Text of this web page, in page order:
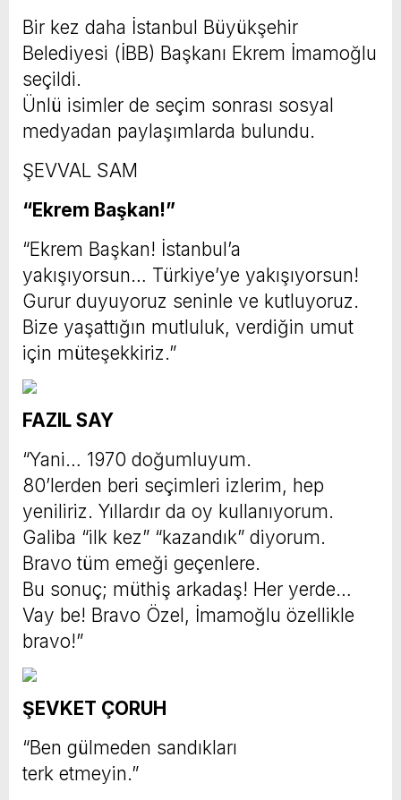
Bir kez daha İstanbul Büyükşehir
Belediyesi (İBB) Başkanı Ekrem İmamoğlu
seçildi.
Ünlü isimler de seçim sonrası sosyal
medyadan paylaşımlarda bulundu.
ŞEVVAL SAM
“Ekrem Başkan!”
“Ekrem Başkan! İstanbul’a
yakışıyorsun… Türkiye’ye yakışıyorsun!
Gurur duyuyoruz seninle ve kutluyoruz.
Bize yaşattığın mutluluk, verdiğin umut
için müteşekkiriz.”
FAZIL SAY
“Yani… 1970 doğumluyum.
80’lerden beri seçimleri izlerim, hep
yeniliriz. Yıllardır da oy kullanıyorum.
Galiba “ilk kez” “kazandık” diyorum.
Bravo tüm emeği geçenlere.
Bu sonuç; müthiş arkadaş! Her yerde…
Vay be! Bravo Özel, İmamoğlu özellikle
bravo!”
ŞEVKET ÇORUH
“Ben gülmeden sandıkları
terk etmeyin.”